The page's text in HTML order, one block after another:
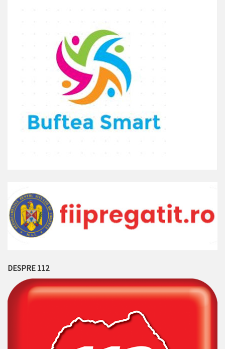
DESPRE 112